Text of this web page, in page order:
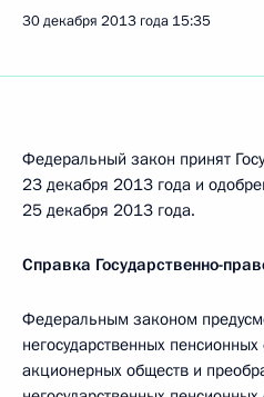
30 декабря 2013 года 15:35
Федеральный закон принят
23 декабря 2013 года и
25 декабря 2013 года.
Справка Государственно-
Федеральным законом
негосударственных
акционерных обществ и